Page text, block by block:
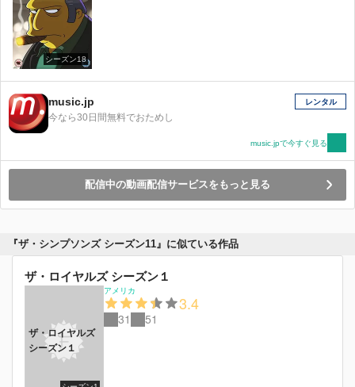
シーズン18
music.jp
今なら30日間無料でおためし
レンタル
music.jpで今すぐ見る
配信中の動画配信サービスをもっと見る
『ザ・シンプソンズ シーズン11』に似ている作品
ザ・ロイヤルズ シーズン１
ザ・ロイヤルズ
シーズン１
アメリカ
3.4
31 51